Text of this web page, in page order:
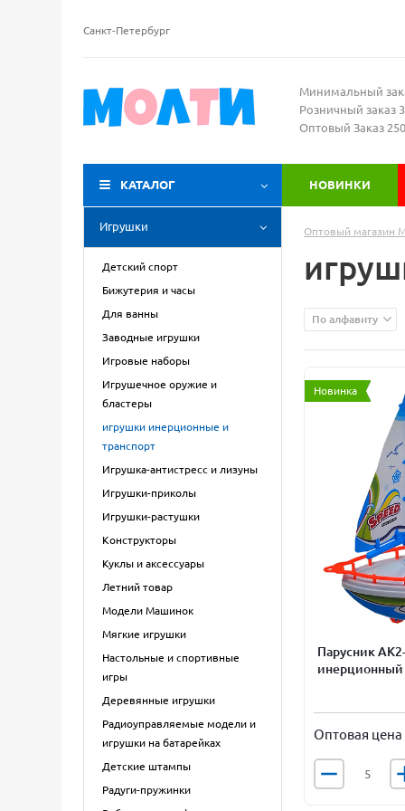
Санкт-Петербург
Минимальный
Розничный заказ
Оптовый Заказ
КАТАЛОГ НОВИНКИ
Игрушки
Детский спорт
Бижутерия и часы
Для ванны
Заводные игрушки
Игровые наборы
Игрушечное оружие и
бластеры
игрушки инерционные и
транспорт
Игрушка-антистресс и лизуны
Игрушки-приколы
Игрушки-растушки
Конструкторы
Куклы и аксессуары
Летний товар
Модели Машинок
Мягкие игрушки
Настольные и спортивные
игры
Деревянные игрушки
Радиоуправляемые модели и
игрушки на батарейках
Детские штампы
Радуги-пружинки
Оптовый магазин
По алфавиту
Новинка
Парусник
инерционный
Оптовая цена